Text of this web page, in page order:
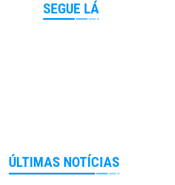
SEGUE LÁ
ÚLTIMAS NOTÍCIAS